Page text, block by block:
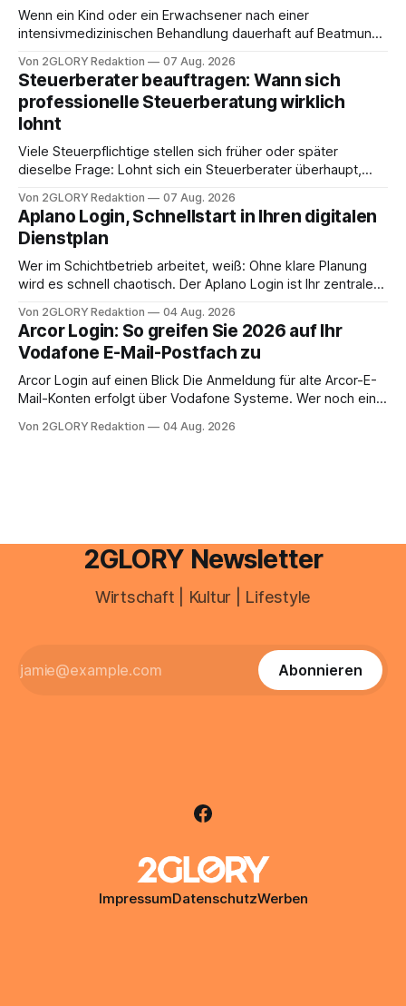
Wenn ein Kind oder ein Erwachsener nach einer
intensivmedizinischen Behandlung dauerhaft auf Beatmung
angewiesen ist, stellt sich für Familien eine schwierige
Frage: Muss die Versorgung dauerhaft in der Klinik bleiben –
oder ist ein Leben zu Hause möglich? Die außerklinische
Intensivpflege bietet genau diese Alternative: Sie
Von 2GLORY Redaktion 07 Aug. 2026
Steuerberater beauftragen: Wann sich
professionelle Steuerberatung wirklich
lohnt
Viele Steuerpflichtige stellen sich früher oder später
dieselbe Frage: Lohnt sich ein Steuerberater überhaupt,
erledigen? Die kurze Antwort: Bei einfachen
Einkommensverhältnissen reicht häufig eine Steuersoftware
aus – sobald jedoch mehrere Einkunftsarten
zusammentreffen oder größere finanzielle Veränderungen
anstehen, zahlt sich professionelle Unterstützung meist
Von 2GLORY Redaktion 07 Aug. 2026
Aplano Login, Schnellstart in Ihren digitalen
Dienstplan
Wer im Schichtbetrieb arbeitet, weiß: Ohne klare Planung
wird es schnell chaotisch. Der Aplano Login ist Ihr zentraler
abwesenheiten und die gesamte kommunikation rund um
Ihr personal digital zu organisieren. In diesem Leitfaden
erfahren Sie alles, was Sie für einen reibungslosen Einstieg
brauchen, von der Registrierung
Von 2GLORY Redaktion 04 Aug. 2026
Arcor Login: So greifen Sie 2026 auf Ihr
Vodafone E-Mail-Postfach zu
Arcor Login auf einen Blick Die Anmeldung für alte Arcor-E-
Mail-Konten erfolgt über Vodafone Systeme. Wer noch eine
besitzt, loggt sich heute über das Vodafone E-Mail & Cloud
Von 2GLORY Redaktion 04 Aug. 2026
2GLORY Newsletter
Wirtschaft | Kultur | Lifestyle
Abonnieren
ImpressumDatenschutzWerben